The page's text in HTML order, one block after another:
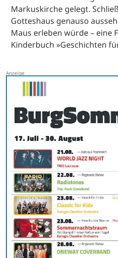
Markuskirche gelegt.
Gotteshaus genauso
Maus erleben würde – eine
Kinderbuch »Geschichten